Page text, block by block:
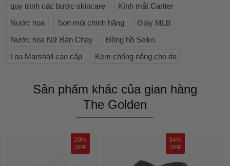
quy trình các bước skincare
Kính mắt Cartier
Nước hoa
Son môi chính hãng
Giày MLB
Nước hoa Nữ Bán Chạy
Đồng hồ Seiko
Loa Marshall cao cấp
Kem chống nắng cho da
Sản phẩm khác của gian hàng
The Golden
20%
OFF
34%
OFF